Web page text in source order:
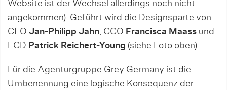
Website ist der Wechsel allerdings noch nicht
angekommen). Geführt wird die Designsparte von
CEO Jan-Philipp Jahn, CCO Francisca Maass und
ECD Patrick Reichert-Young (siehe Foto oben).
Für die Agenturgruppe Grey Germany ist die
Umbenennung eine logische Konsequenz der